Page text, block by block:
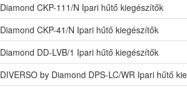
Diamond CKP-111/N Ipari hűtő kiegészítők
Diamond CKP-41/N Ipari hűtő kiegészítők
Diamond DD-LVB/1 Ipari hűtő kiegészítők
DIVERSO by Diamond DPS-LC/WR Ipari hűtő